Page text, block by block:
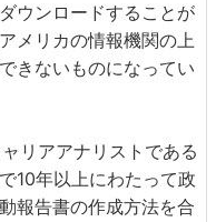
ウンロードすることが
メリカの情報機関の上
きないものになってい
リアアナリストである
10年以上にわたって政
報告書の作成方法を合